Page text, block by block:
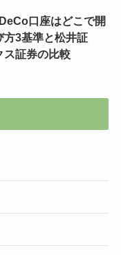
口座はどこで開
方3基準と松井証
ス証券の比較